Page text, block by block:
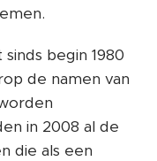
begin 1980
de namen van
in 2008 al de
die als een